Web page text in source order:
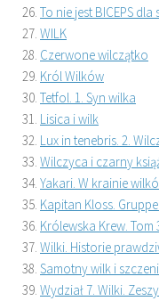
To nie jest BICEPS
WILK
Czerwone wilczątko
Król Wilków
Tetfol. 1. Syn wilka
Lisica i wilk
Lux in tenebris. 2.
Wilczyca i czarny
Yakari. W krainie
Kapitan Kloss.
Królewska Krew.
Wilki. Historie
Samotny wilk i
Wydział 7. Wilki.